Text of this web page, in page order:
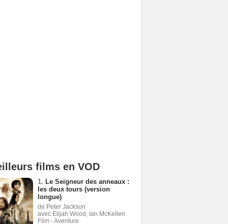
films en VOD
1. Le Seigneur des anneaux :
les deux tours (version
longue)
de Peter Jackson
avec Elijah Wood, Ian McKellen
Film - Aventure